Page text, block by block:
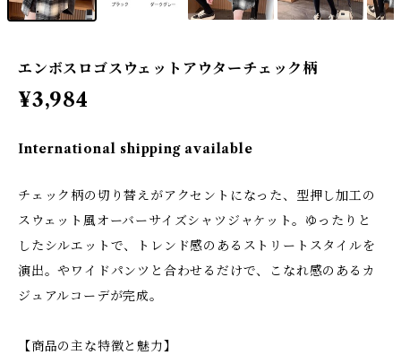
エンボスロゴスウェットアウターチェック柄
¥3,984
International shipping available
チェック柄の切り替えがアクセントになった、型押し加工の
スウェット風オーバーサイズシャツジャケット。ゆったりと
したシルエットで、トレンド感のあるストリートスタイルを
演出。やワイドパンツと合わせるだけで、こなれ感のあるカ
ジュアルコーデが完成。
【商品の主な特徴と魅力】